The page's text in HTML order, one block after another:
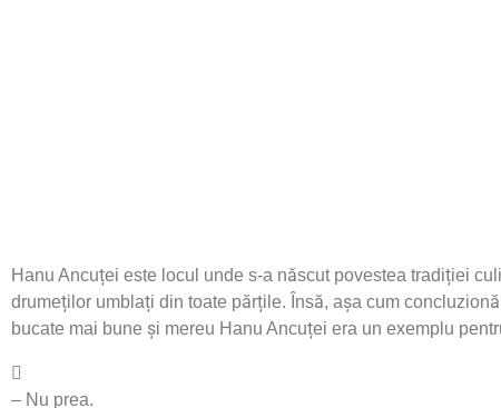
Hanu Ancuței este locul unde s-a născut povestea tradiției
drumeților umblați din toate părțile. Însă, așa cum
bucate mai bune și mereu Hanu Ancuței era un exemplu
– Nu prea.